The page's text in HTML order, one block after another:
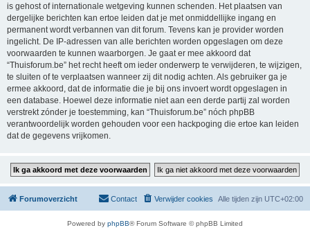
is gehost of internationale wetgeving kunnen schenden. Het plaatsen van
dergelijke berichten kan ertoe leiden dat je met onmiddellijke ingang en
permanent wordt verbannen van dit forum. Tevens kan je provider worden
ingelicht. De IP-adressen van alle berichten worden opgeslagen om deze
voorwaarden te kunnen waarborgen. Je gaat er mee akkoord dat
“Thuisforum.be” het recht heeft om ieder onderwerp te verwijderen, te wijzigen,
te sluiten of te verplaatsen wanneer zij dit nodig achten. Als gebruiker ga je
ermee akkoord, dat de informatie die je bij ons invoert wordt opgeslagen in
een database. Hoewel deze informatie niet aan een derde partij zal worden
verstrekt zónder je toestemming, kan “Thuisforum.be” nóch phpBB
verantwoordelijk worden gehouden voor een hackpoging die ertoe kan leiden
dat de gegevens vrijkomen.
Forumoverzicht Alle tijden zijn UTC+02:00
Verwijder cookies
Contact
Powered by phpBB® Forum Software © phpBB Limited